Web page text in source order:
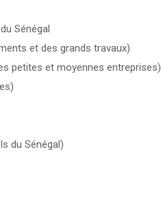
Sénégal
et des grands travaux)
petites et moyennes entreprises)
du Sénégal)